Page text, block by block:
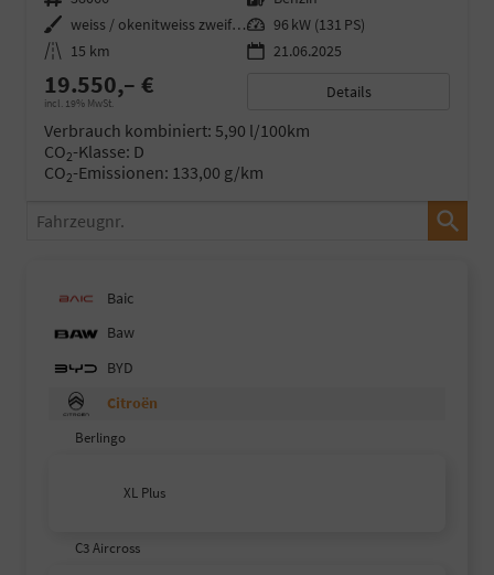
Außenfarbe
weiss / okenitweiss zweifarbig Leistung 96 kW (131 PS)
Kilometerstand 15 km 21.06.2025
19.550,– €
incl. 19% MwSt.
Details
Verbrauch kombiniert: 5,90 l/100km
CO2-Klasse: D
CO2-Emissionen: 133,00 g/km
Fahrzeugnr.
Baic
Baw
BYD
Citroën
Berlingo
XL Plus
C3 Aircross